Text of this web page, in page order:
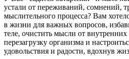
устали от переживаний, сомнений,
мыслительного процесса? Вам
в жизни для важных вопросов,
теле, очистить мысли от внутренних
перезагрузку организма и
удовольствия и радости, вдохнув